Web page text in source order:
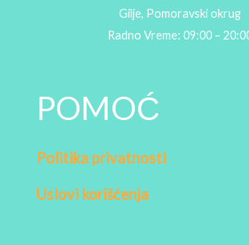
Gilje, Pomoravski okrug
Radno Vreme: 09:00 –
POMOĆ
Politika privatnosti
Uslovi korišćenja